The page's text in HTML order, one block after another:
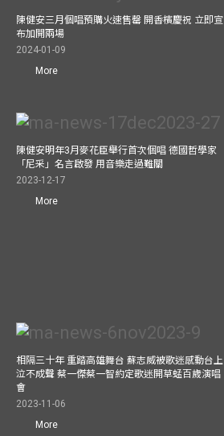
陳健安三月個唱預購火速售罄 開香檳慶祝 立即宣
布加開兩場
2024-01-09
More
陳健安明年3月麥花臣舉行首次個唱 德國哲學家
「尼采」名言啟發 用音樂走過難關
2023-12-17
More
相隔三十年 重踏高雄舞台 蘇志威被歌迷感動台上
泣不成聲 蔡一傑蔡一智約定歌迷開草蜢百歲演唱
會
2023-11-06
More